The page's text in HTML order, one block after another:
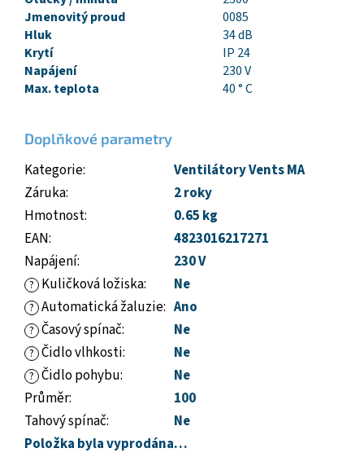
Jmenovitý proud
0085
Hluk
34 dB
Krytí
IP 24
Napájení
230 V
Max. teplota
40 ° C
Doplňkové parametry
Kategorie:
Ventilátory Vents MA
Záruka:
2 roky
Hmotnost:
0.65 kg
EAN:
4823016217271
Napájení: 230 V
? Kuličková ložiska: Ne
? Automatická žaluzie: Ano
? Časový spínač: Ne
? Čidlo vlhkosti: Ne
? Čidlo pohybu:
Ne
Průměr:
100
Tahový spínač:
Ne
Položka byla vyprodána…